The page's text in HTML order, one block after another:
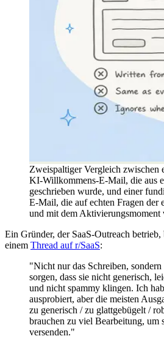
Zweispaltiger Vergleich zwischen
KI-Willkommens-E-Mail, die aus
geschrieben wurde, und einer
E-Mail, die auf echten Fragen der
und mit dem Aktivierungsmoment
Ein Gründer, der SaaS-Outreach
einem Thread auf r/SaaS:
"Nicht nur das Schreiben, sondern
sorgen, dass sie nicht generisch,
und nicht spammy klingen. Ich
ausprobiert, aber die meisten
zu generisch / zu glattgebügelt /
brauchen zu viel Bearbeitung, um
versenden."